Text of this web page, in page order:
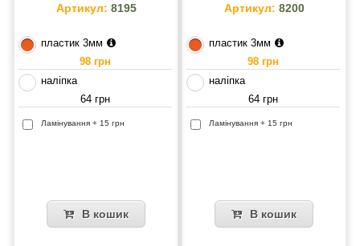
Артикул: 8195
пластик 3мм
98 грн
наліпка
64 грн
Ламінування + 15 грн
В кошик
Артикул: 8200
пластик 3мм
98 грн
наліпка
64 грн
Ламінування + 15 грн
В кошик